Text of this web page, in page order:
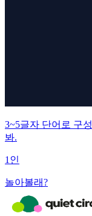
3~5글자 단어로 구
봐.
1인
놀아볼래?